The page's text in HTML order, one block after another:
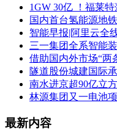
1GW 30亿 ！福莱
国内首台氢能源地
智能早报|阿里云全
三一集团全系智能
借助国内外市场“两
隧道股份城建国际
南水进京超90亿立
林源集团又一电池
最新内容